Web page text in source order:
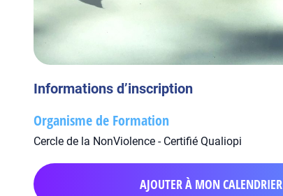
Informations d’inscription
Organisme de Formation
Cercle de la NonViolence - Certifié Qualiopi
AJOUTER À MON CALENDRIER